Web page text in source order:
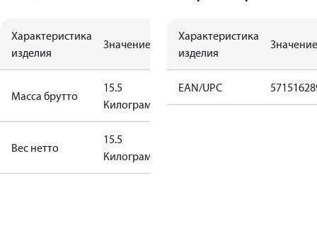
Характеристика
изделия
Значение
Масса брутто
15.5
Килограмм
Вес нетто
15.5
Килограмм
Характеристика
изделия
Значение
EAN/UPC